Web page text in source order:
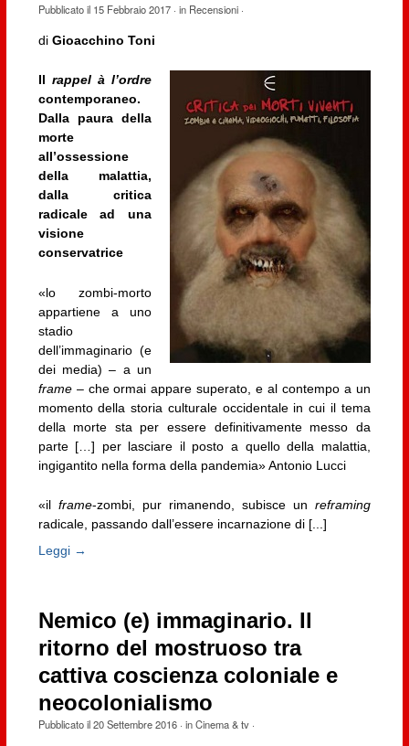
Pubblicato il 15 Febbraio 2017· in Recensioni·
di Gioacchino Toni
Il rappel à l’ordre
contemporaneo.
Dalla paura della
morte
all’ossessione
della malattia,
dalla critica
radicale ad una
visione
conservatrice
«lo zombi-morto
appartiene a uno
stadio
dell’immaginario (e
dei media) – a un
frame– che ormai appare superato, e al contempo a un
momento della storia culturale occidentale in cui il tema
della morte sta per essere definitivamente messo da
parte […] per lasciare il posto a quello della malattia,
ingigantito nella forma della pandemia» Antonio Lucci
«il frame-zombi, pur rimanendo, subisce un reframing
radicale, passando dall’essere incarnazione di [...]
Leggi →
Nemico (e) immaginario. Il
ritorno del mostruoso tra
cattiva coscienza coloniale e
neocolonialismo
Pubblicato il20 Settembre 2016· inCinema & tv·